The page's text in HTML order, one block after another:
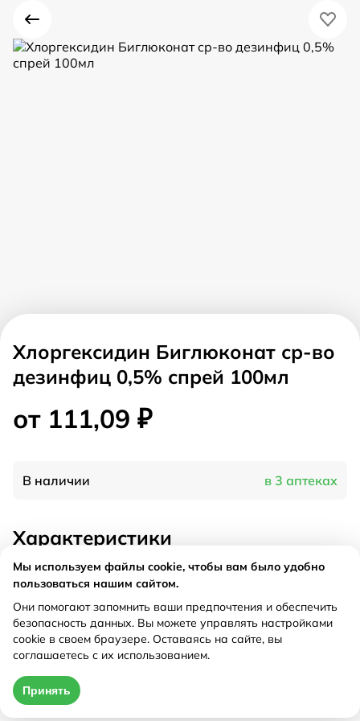
Хлоргексидин Биглюконат ср-во
дезинфиц 0,5% спрей 100мл
от 111,09 ₽
В наличии в 3 аптеках
Характеристики
Производитель
Биолайн, Россия
Рецепт
Не требуется
от 111,09 ₽
Мы используем файлы cookie, чтобы вам было удобно
пользоваться нашим сайтом.
Они помогают запомнить ваши предпочтения и обеспечить
безопасность данных. Вы можете управлять настройками
cookie в своем браузере. Оставаясь на сайте, вы
соглашаетесь с их использованием.
Принять